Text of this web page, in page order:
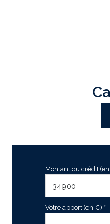
Montant du crédit
Votre apport (en €) *